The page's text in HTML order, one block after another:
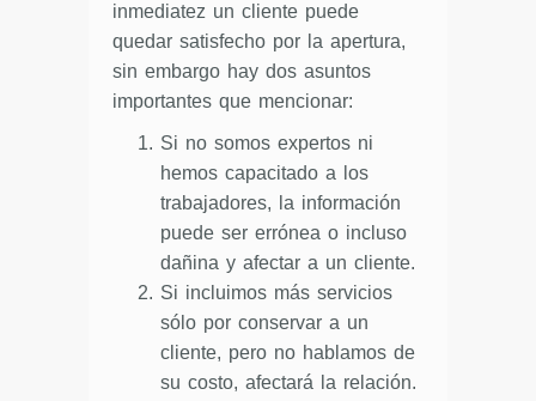
inmediatez un cliente puede
quedar satisfecho por la apertura,
sin embargo hay dos asuntos
importantes que mencionar:
Si no somos expertos ni
hemos capacitado a los
trabajadores, la información
puede ser errónea o incluso
dañina y afectar a un cliente.
Si incluimos más servicios
sólo por conservar a un
cliente, pero no hablamos de
su costo, afectará la relación.